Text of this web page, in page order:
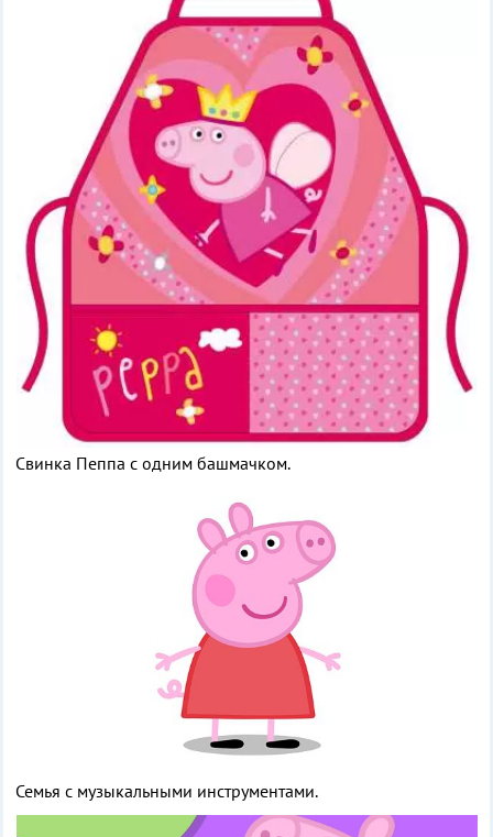
Свинка Пеппа с одним башмачком.
Семья с музыкальными инструментами.